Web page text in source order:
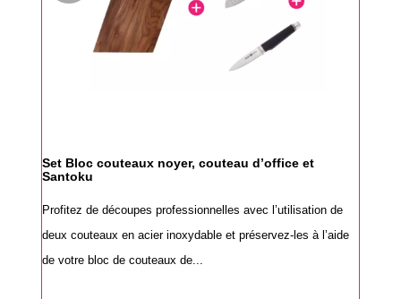
Set Bloc couteaux noyer, couteau d’office et
Santoku
Profitez de découpes professionnelles avec l’utilisation de
deux couteaux en acier inoxydable et préservez-les à l’aide
de votre bloc de couteaux de...